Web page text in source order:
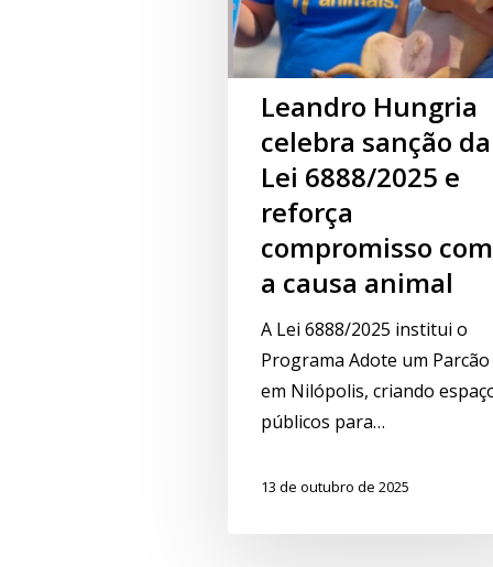
Leandro Hungria
celebra sanção da
Lei 6888/2025 e
reforça
compromisso com
a causa animal
A Lei 6888/2025 institui o
Programa Adote um Parcão
em Nilópolis, criando
públicos para…
13 de outubro de 2025